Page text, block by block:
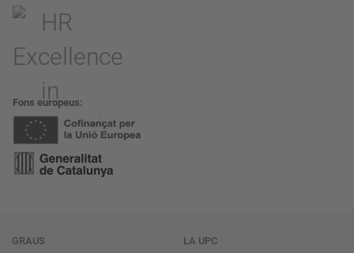
Fons europeus
Navegació
GRAUS
LA UPC